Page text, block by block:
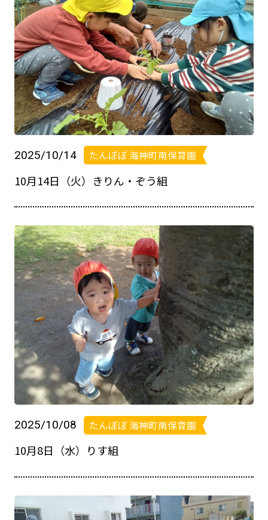
2025/10/14 たんぽぽ 海神町南保育園
10月14日（火）きりん・ぞう組
2025/10/08 たんぽぽ 海神町南保育園
10月8日（水）りす組